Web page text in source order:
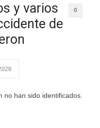
y varios
de
0
no han sido identificados.